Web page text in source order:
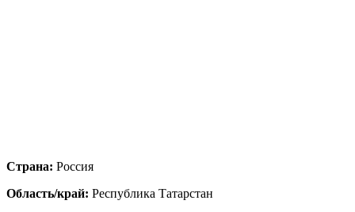
Страна: Россия
Область/край: Республика Татарстан